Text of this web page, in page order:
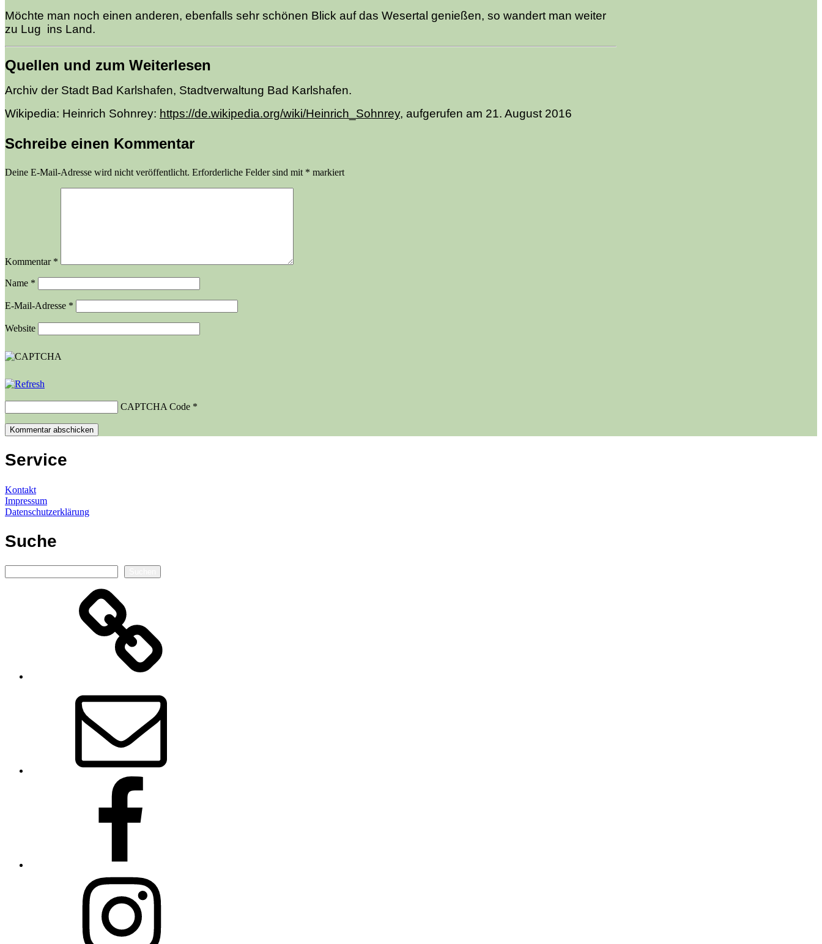
Möchte man noch einen anderen, ebenfalls sehr schönen Blick auf das Wesertal genießen, so wandert man weiter
zu Lug ins Land.
Quellen und zum Weiterlesen
Archiv der Stadt Bad Karlshafen, Stadtverwaltung Bad Karlshafen.
Wikipedia: Heinrich Sohnrey: https://de.wikipedia.org/wiki/Heinrich_Sohnrey, aufgerufen am 21. August 2016
Schreibe einen Kommentar
Deine E-Mail-Adresse wird nicht veröffentlicht. Erforderliche Felder sind mit * markiert
Kommentar *
Name *
E-Mail-Adresse *
Website
CAPTCHA Code *
Service
Kontakt
Impressum
Datenschutzerklärung
Suche